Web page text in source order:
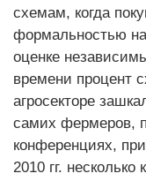
схемам, когда
формальностью
оценке
времени процент
агросекторе
самих фермеров,
конференциях,
2010 гг.